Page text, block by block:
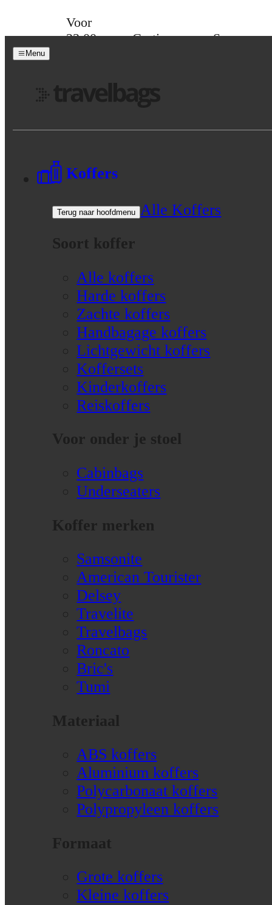
Voor
23:00
Gratis
Spaar
Menu
Koffers
Terug naar hoofdmenu
Alle Koffers
Soort koffer
Alle koffers
Harde koffers
Zachte koffers
Handbagage koffers
Lichtgewicht koffers
Koffersets
Kinderkoffers
Reiskoffers
Voor onder je stoel
Cabinbags
Underseaters
Koffer merken
Samsonite
American Tourister
Delsey
Travelite
Travelbags
Roncato
Bric's
Tumi
Materiaal
ABS koffers
Aluminium koffers
Polycarbonaat koffers
Polypropyleen koffers
Formaat
Grote koffers
Kleine koffers